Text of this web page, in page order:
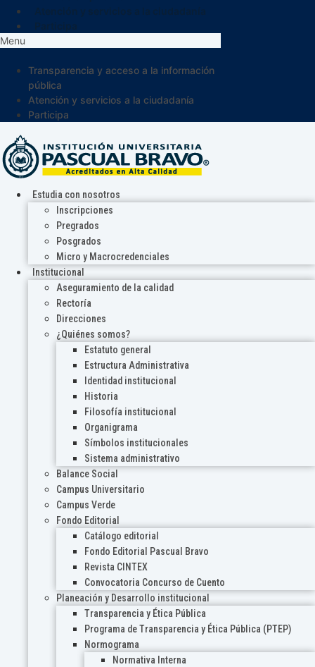
Menu
Transparencia y acceso a la información
pública
Atención y servicios a la ciudadanía
Participa
Estudia con nosotros
Inscripciones
Pregrados
Posgrados
Micro y Macrocredenciales
Institucional
Aseguramiento de la calidad
Rectoría
Direcciones
¿Quiénes somos?
Estatuto general
Estructura Administrativa
Identidad institucional
Historia
Filosofía institucional
Organigrama
Símbolos institucionales
Sistema administrativo
Balance Social
Campus Universitario
Campus Verde
Fondo Editorial
Catálogo editorial
Fondo Editorial Pascual Bravo
Revista CINTEX
Convocatoria Concurso de Cuento
Planeación y Desarrollo institucional
Transparencia y Ética Pública
Programa de Transparencia y Ética Pública (PTEP)
Normograma
Normativa Interna